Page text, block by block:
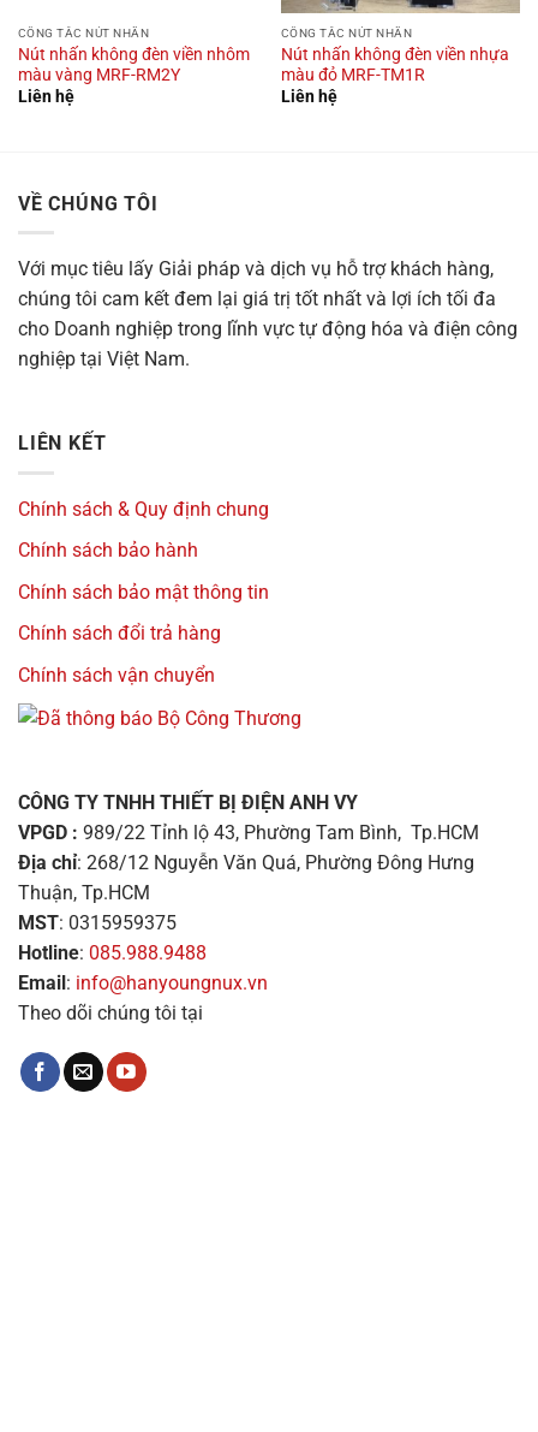
CÔNG TẮC NÚT NHẤN
Nút nhấn không đèn viền nhôm
màu vàng MRF-RM2Y
Liên hệ
CÔNG TẮC NÚT NHẤN
Nút nhấn không đèn viền nhựa
màu đỏ MRF-TM1R
Liên hệ
VỀ CHÚNG TÔI
Với mục tiêu lấy Giải pháp và dịch vụ hỗ trợ khách hàng,
chúng tôi cam kết đem lại giá trị tốt nhất và lợi ích tối đa
cho Doanh nghiệp trong lĩnh vực tự động hóa và điện công
nghiệp tại Việt Nam.
LIÊN KẾT
Chính sách & Quy định chung
Chính sách bảo hành
Chính sách bảo mật thông tin
Chính sách đổi trả hàng
Chính sách vận chuyển
CÔNG TY TNHH THIẾT BỊ ĐIỆN ANH VY
VPGD : 989/22 Tỉnh lộ 43, Phường Tam Bình, Tp.HCM
Địa chỉ: 268/12 Nguyễn Văn Quá, Phường Đông Hưng
Thuận, Tp.HCM
MST: 0315959375
Hotline: 085.988.9488
Email: info@hanyoungnux.vn
Theo dõi chúng tôi tại